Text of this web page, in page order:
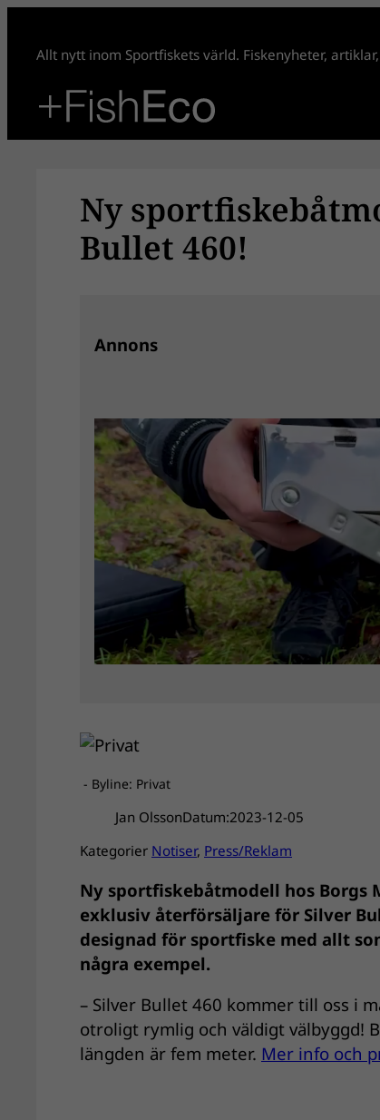
innehåll
Allt nytt inom Sportfiskets värld. Fiskenyheter,
Ny
Bullet 460!
Annons
- Byline: Privat
Jan OlssonDatum:2023-12-05
Kategorier Notiser, Press/Reklam
Ny sportfiskebåtmodell hos Borgs
exklusiv återförsäljare för Silver
designad för sportfiske med allt
några exempel.
– Silver Bullet 460 kommer till oss i
otroligt rymlig och väldigt välbyggd!
längden är fem meter. Mer info och